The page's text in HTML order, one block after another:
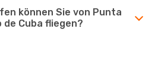
können Sie von Punta
de Cuba fliegen?